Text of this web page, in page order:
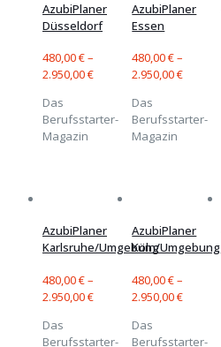
AzubiPlaner
Düsseldorf
480,00€–
2.950,00€
Das
Berufsstarter-
Magazin
AzubiPlaner
Essen
480,00€–
2.950,00€
Das
Berufsstarter-
Magazin
AzubiPlaner
Karlsruhe/Umgebung
480,00€–
2.950,00€
Das
Berufsstarter-
AzubiPlaner
Köln/Umgebung
480,00€–
2.950,00€
Das
Berufsstarter-